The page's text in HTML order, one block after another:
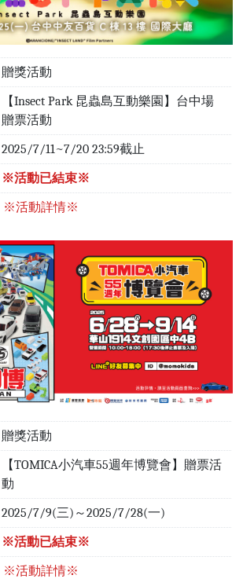
贈獎活動
【Insect Park 昆蟲島互動樂園】台中場
贈票活動
2025/7/11~7/20 23:59截止
※活動已結束※
※活動詳情※
贈獎活動
【TOMICA小汽車55週年博覽會】贈票活
動
2025/7/9(三)～2025/7/28(一)
※活動已結束※
※活動詳情※